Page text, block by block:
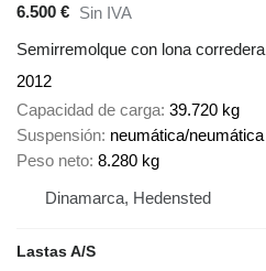
6.500 € Sin IVA
Semirremolque con lona corredera
2012
Capacidad de carga 39.720 kg
Suspensión neumática/neumática
Peso neto 8.280 kg
Dinamarca, Hedensted
Lastas A/S